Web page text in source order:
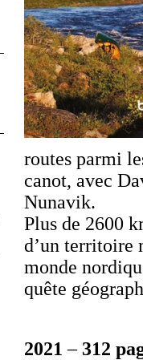
routes parmi
canot, avec
Nunavik.
Plus de 2600
d’un territoire
monde
quête
2021 – 312